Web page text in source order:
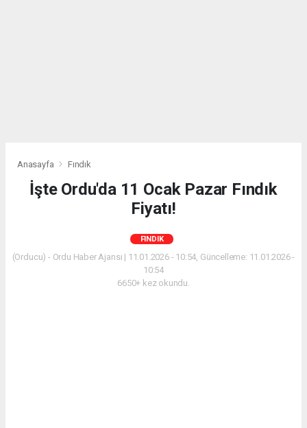
Anasayfa Fındık
İşte Ordu'da 11 Ocak Pazar Fındık
Fiyatı!
FINDIK
(Orducu) - Ordu Haber Ajansı | 11.01.2026 - 10:54, Güncelleme: 11.01.2026 -
10:54
6650+ kez okundu.